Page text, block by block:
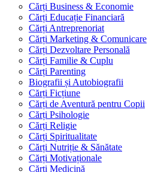
Cărți Business & Economie
Cărți Educație Financiară
Cărți Antreprenoriat
Cărți Marketing & Comunicare
Cărți Dezvoltare Personală
Cărți Familie & Cuplu
Cărți Parenting
Biografii și Autobiografii
Cărți Ficțiune
Cărți de Aventură pentru Copii
Cărți Psihologie
Cărți Religie
Cărți Spiritualitate
Cărți Nutriție & Sănătate
Cărți Motivaționale
Cărți Medicină